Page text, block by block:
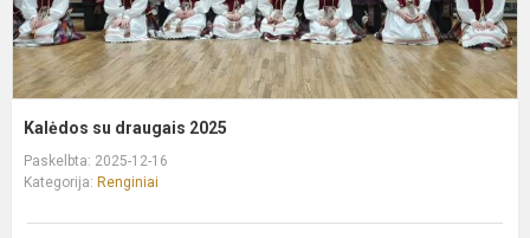
Kalėdos su draugais 2025
Paskelbta: 2025-12-16
Kategorija: Renginiai